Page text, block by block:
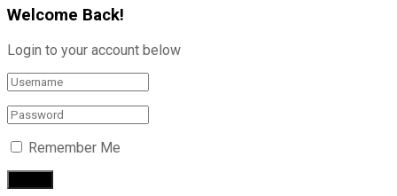
Welcome Back!
Login to your account below
Remember Me